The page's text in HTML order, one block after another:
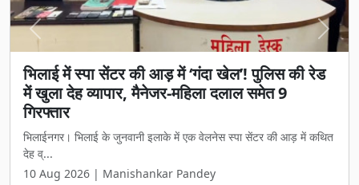
भिलाई में स्पा सेंटर की आड़ में ‘गंदा खेल’! पुलिस की रेड
में खुला देह व्यापार, मैनेजर-महिला दलाल समेत 9
गिरफ्तार
भिलाईनगर। भिलाई के जुनवानी इलाके में एक वेलनेस स्पा सेंटर की आड़ में कथित
देह व्...
10 Aug 2026 | Manishankar Pandey
Previous Next